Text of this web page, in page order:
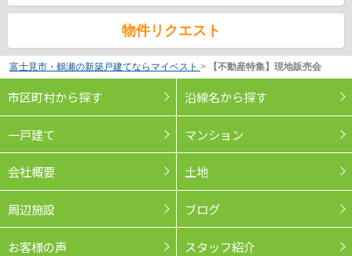
物件リクエスト
富士見市・鶴瀬の新築戸建てならマイベスト > 【不動産特集】現地販売会
市区町村から探す 沿線名から探す
一戸建て マンション
会社概要 土地
周辺施設 ブログ
お客様の声 スタッフ紹介